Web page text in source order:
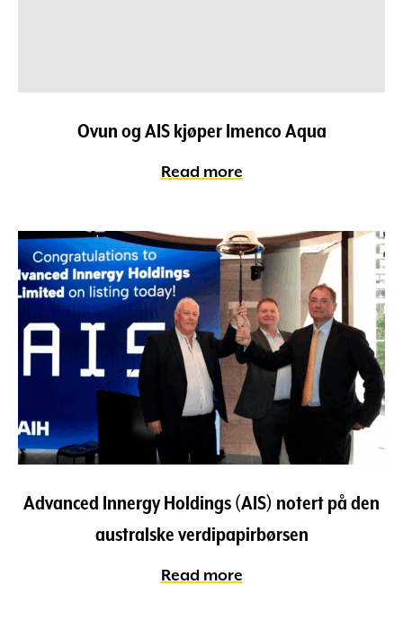
Ovun og AIS kjøper Imenco Aqua
Read more
Advanced Innergy Holdings (AIS) notert på den
australske verdipapirbørsen
Read more